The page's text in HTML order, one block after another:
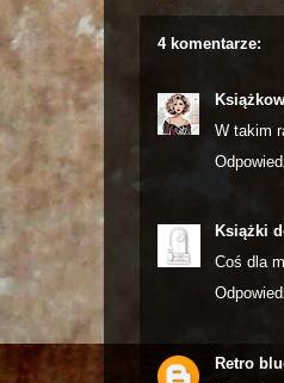
4 komentarze:
W takim
Książki
Coś dla
Retro